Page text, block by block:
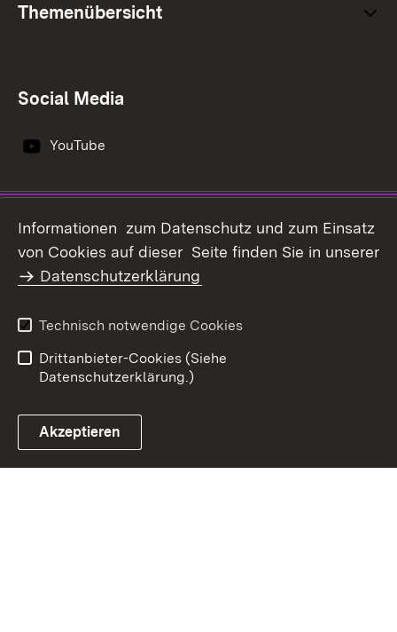
Themenübersicht
Social Media
YouTube
Impressum
Datenschutz
Erklärung zur
Barrierefreiheit
Benutzungshinweise
Ernährung - Ländlicher
Informationen zum Datenschutz und zum Einsatz
von Cookies auf dieser Seite finden Sie in unserer
Datenschutzerklärung
Technisch notwendige Cookies
Drittanbieter-Cookies (Siehe
Datenschutzerklärung.)
Akzeptieren